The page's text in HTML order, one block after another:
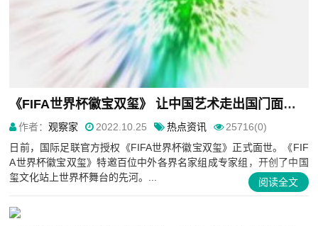
《FIFA世界杯徽宝双玺》 让中国艺术走出国门面向世界
作者：观察家 2022.10.25 热点资讯
25716(0)
日前，国际足联官方授权《FIFA世界杯徽宝双玺》正式面世。《FIF
A世界杯徽宝双玺》特邀百位中外各界名家组成专家组，开创了中国
玺文化站上世界杯舞台的先河。...
阅读全文